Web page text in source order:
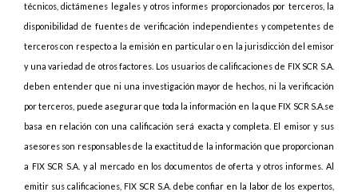
técnicos, dictámenes legales y otros informes proporcionados por terceros, la
disponibilidad de fuentes de verificación independientes y competentes de
terceros con respecto a la emisión en particular o en la jurisdicción del emisor
y una variedad de otros factores. Los usuarios de calificaciones de FIX SCR S.A.
deben entender que ni una investigación mayor de hechos, ni la verificación
por terceros, puede asegurar que toda la información en la que FIX SCR S.A.se
basa en relación con una calificación será exacta y completa. El emisor y sus
asesores son responsables de la exactitud de la información que proporcionan
a FIX SCR S.A. y al mercado en los documentos de oferta y otros informes. Al
emitir sus calificaciones, FIX SCR S.A. debe confiar en la labor de los expertos,